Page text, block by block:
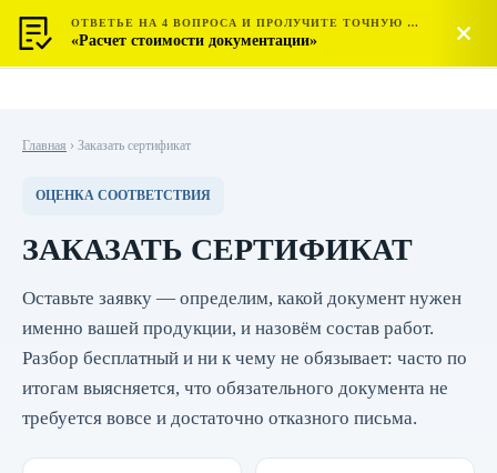
МОСТЕСТ
ЦЕНТР СЕРТИФИКАЦИИ
Главная › Заказать сертификат
ОЦЕНКА СООТВЕТСТВИЯ
ЗАКАЗАТЬ СЕРТИФИКАТ
Оставьте заявку — определим, какой документ нужен
именно вашей продукции, и назовём состав работ.
Разбор бесплатный и ни к чему не обязывает: часто по
итогам выясняется, что обязательного документа не
требуется вовсе и достаточно отказного письма.
ОТВЕТЬЕ НА 4 ВОПРОСА И ПРОЛУЧИТЕ ТОЧНУЮ СТОИМОСТЬ
«Расчет стоимости документации»